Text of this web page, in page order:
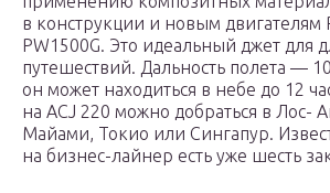
в конструкции и новым двигателям
PW1500G. Это идеальный джет для
путешествий. Дальность полета —
он может находиться в небе до 12
на ACJ 220 можно добраться в Лос-
Майами, Токио или Сингапур.
на бизнес-лайнер есть уже шесть